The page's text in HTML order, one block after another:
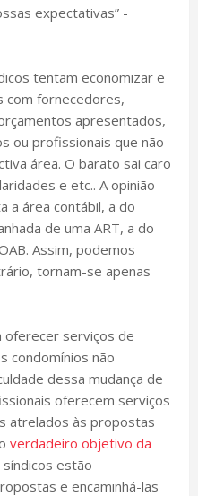
expectativas” -
tentam economizar e
com fornecedores,
apresentados,
ou profissionais que não
área. O barato sai caro
e etc.. A opinião
a área contábil, a do
de uma ART, a do
Assim, podemos
tornam-se apenas
oferecer serviços de
condomínios não
dessa mudança de
oferecem serviços
atrelados às propostas
verdadeiro objetivo da
síndicos estão
e encaminhá-las